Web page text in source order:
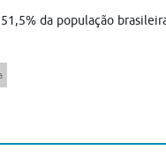
da população